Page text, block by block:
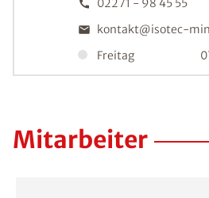
02271 - 98 45 55
kontakt@isotec-
Freitag
An der Vogelrute 55
Mitarbeiter